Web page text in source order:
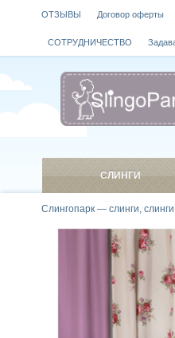
Слингопарк — слинги,
ОТЗЫВЫ Договор оферты
СОТРУДНИЧЕСТВО
СЛИНГИ